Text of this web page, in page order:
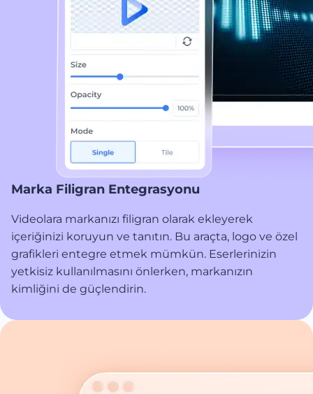
Marka Filigran Entegrasyonu
Videolara markanızı filigran olarak ekleyerek
içeriğinizi koruyun ve tanıtın. Bu araçta, logo ve özel
grafikleri entegre etmek mümkün. Eserlerinizin
yetkisiz kullanılmasını önlerken, markanızın
kimliğini de güçlendirin.